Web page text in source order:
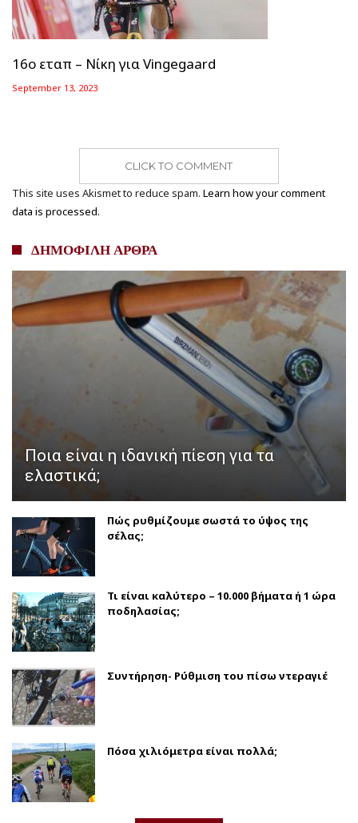
16ο εταπ – Νίκη για Vingegaard
September 13, 2023
CLICK TO COMMENT
This site uses Akismet to reduce spam. Learn how your comment
data is processed.
ΔΗΜΟΦΙΛΗ ΑΡΘΡΑ
Ποια είναι η ιδανική πίεση για τα
ελαστικά;
Πώς ρυθμίζουμε σωστά το ύψος της
σέλας;
Τι είναι καλύτερο – 10.000 βήματα ή 1 ώρα
ποδηλασίας;
Συντήρηση- Ρύθμιση του πίσω ντεραγιέ
Πόσα χιλιόμετρα είναι πολλά;